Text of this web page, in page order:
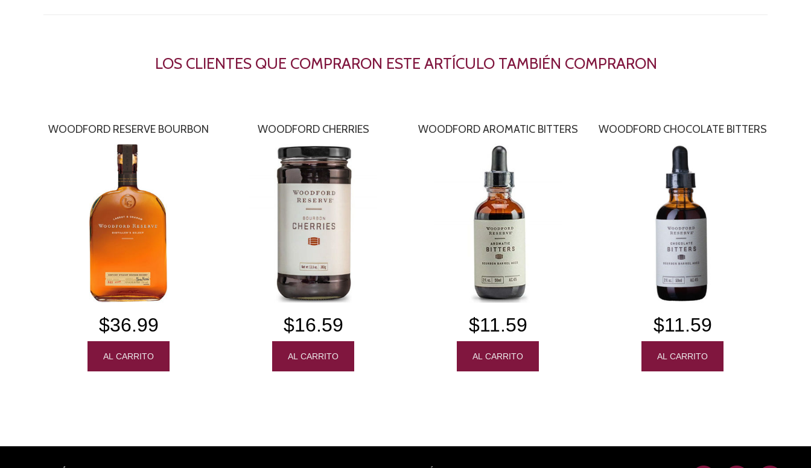
LOS CLIENTES QUE COMPRARON ESTE ARTÍCULO TAMBIÉN COMPRARON
WOODFORD RESERVE BOURBON
$36.99
WOODFORD CHERRIES
$16.59
WOODFORD AROMATIC BITTERS
$11.59
WOODFORD CHOCOLATE BITTERS
$11.59